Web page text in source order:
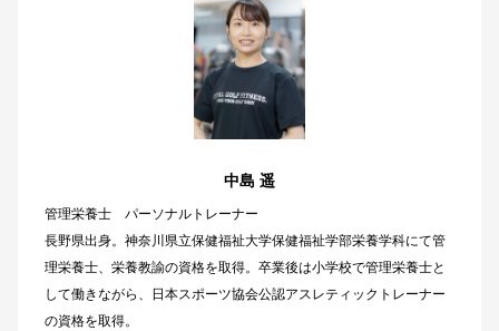
中島 遥
管理栄養士 パーソナルトレーナー
長野県出身。神奈川県立保健福祉大学保健福祉学部栄養学科にて管
理栄養士、栄養教諭の資格を取得。卒業後は小学校で管理栄養士と
して働きながら、日本スポーツ協会公認アスレティックトレーナー
の資格を取得。